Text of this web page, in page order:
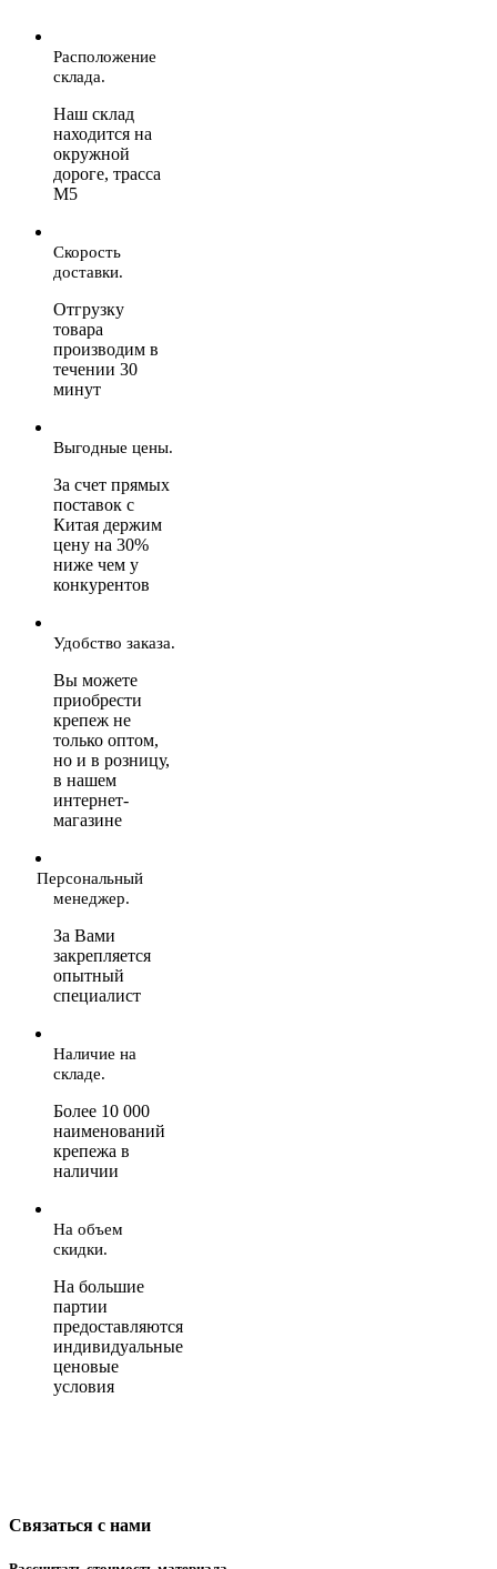
Расположение
склада.
Наш склад
находится на
окружной
дороге, трасса
М5
Скорость
доставки.
Отгрузку
товара
производим в
течении 30
минут
Выгодные цены.
За счет прямых
поставок с
Китая держим
цену на 30%
ниже чем у
конкурентов
Удобство заказа.
Вы можете
приобрести
крепеж не
только оптом,
но и в розницу,
в нашем
интернет-
магазине
Персональный
менеджер.
За Вами
закрепляется
опытный
специалист
Наличие на
складе.
Более 10 000
наименований
крепежа в
наличии
На объем
скидки.
На большие
партии
предоставляются
индивидуальные
ценовые
условия
Связаться с нами